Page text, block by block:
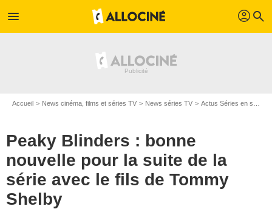
menu profil search
Accueil News cinéma, films et séries TV News séries TV Actus Séries en streaming
Peaky Blinders : bonne
nouvelle pour la suite de la
série avec le fils de Tommy
Shelby